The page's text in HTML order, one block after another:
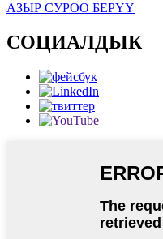
АЗЫР СУРОО БЕРҮҮ
СОЦИАЛДЫК